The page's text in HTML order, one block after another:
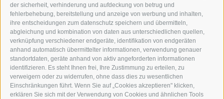
der sicherheit, verhinderung und aufdeckung von betrug und
fehlerbehebung, bereitstellung und anzeige von werbung und inhalten,
ihre entscheidungen zum datenschutz speichern und übermitteln,
abgleichung und kombination von daten aus unterschiedlichen quellen,
verknüpfung verschiedener endgeräte, identifikation von endgeräten
anhand automatisch übermittelter informationen, verwendung genauer
standortdaten, geräte anhand von aktiv angeforderten informationen
identifizieren. Es steht Ihnen frei, Ihre Zustimmung zu erteilen, zu
verweigern oder zu widerrufen, ohne dass dies zu wesentlichen
Einschränkungen führt. Wenn Sie auf „Cookies akzeptieren" klicken,
erklären Sie sich mit der Verwendung von Cookies und ähnlichen Tools
WERBEN IM ERKER
ONLINE-WERBUNG
SEPA-DAUERAUFTRAG
REGELN LESERKOMMENTARE
ONLINE VOTING
SERVICE
VERANSTALTUNGSKALENDER